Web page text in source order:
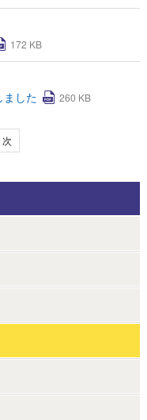
172 KB
ました 260 KB
次